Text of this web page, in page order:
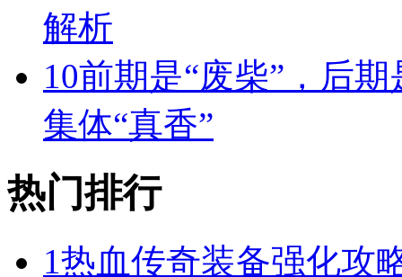
解析
10前期是“废柴”，后
集体“真香”
热门排行
1热血传奇装备强化攻